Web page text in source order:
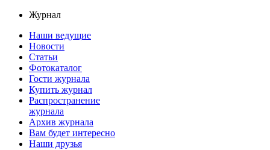
Журнал
Наши ведущие
Новости
Статьи
Фотокаталог
Гости журнала
Купить журнал
Распространение
журнала
Архив журнала
Вам будет интересно
Наши друзья